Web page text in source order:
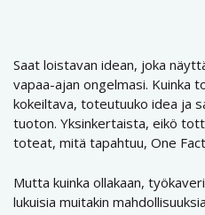
Saat loistavan idean, joka
vapaa-ajan ongelmasi. Kuinka
kokeiltava, toteutuuko idea ja
tuoton. Yksinkertaista, eikö
toteat, mitä tapahtuu, One
Mutta kuinka ollakaan,
lukuisia muitakin